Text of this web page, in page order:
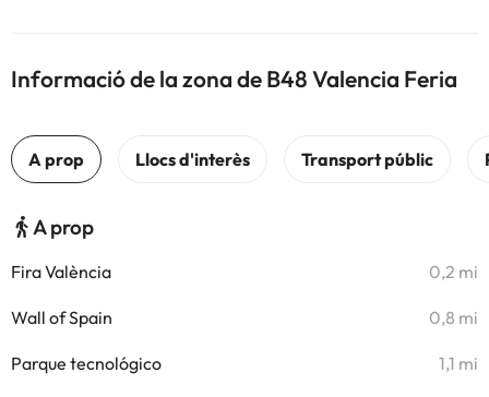
Informació de la zona de B48 Valencia Feria
A prop
Fira València 0,2 mi
Wall of Spain 0,8 mi
Parque tecnológico 1,1 mi